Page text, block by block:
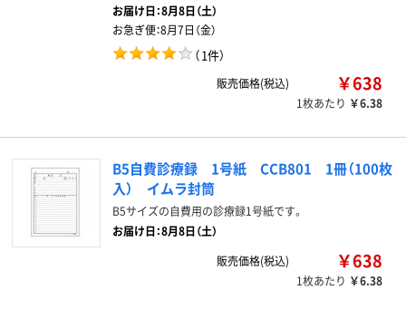
お届け日：8月8日（土）
お急ぎ便：8月7日（金）
（1件）
販売価格(税込) ￥638
1枚あたり ￥6.38
B5自費診療録 1号紙 CCB801 1冊（100枚
入） イムラ封筒
B5サイズの自費用の診療録1号紙です。
お届け日：8月8日（土）
販売価格(税込)
￥638
1枚あたり ￥6.38